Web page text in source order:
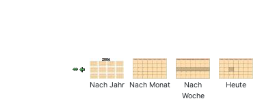
Nach Jahr Nach Monat
Nach
Woche
Heute